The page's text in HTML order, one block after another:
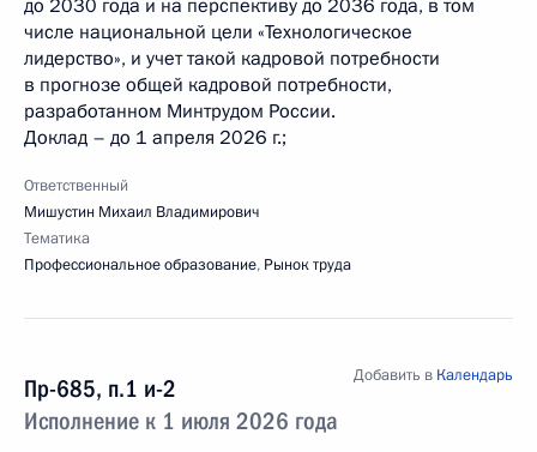
до 2030 года и на перспективу до 2036 года, в том
числе национальной цели «Технологическое
лидерство», и учет такой кадровой потребности
в прогнозе общей кадровой потребности,
разработанном Минтрудом России.
Доклад – до 1 апреля 2026 г.;
Ответственный
Мишустин Михаил Владимирович
Тематика
Профессиональное образование, Рынок труда
Пр-685, п.1 и-2
Исполнение к 1 июля 2026 года
Добавить в Календарь